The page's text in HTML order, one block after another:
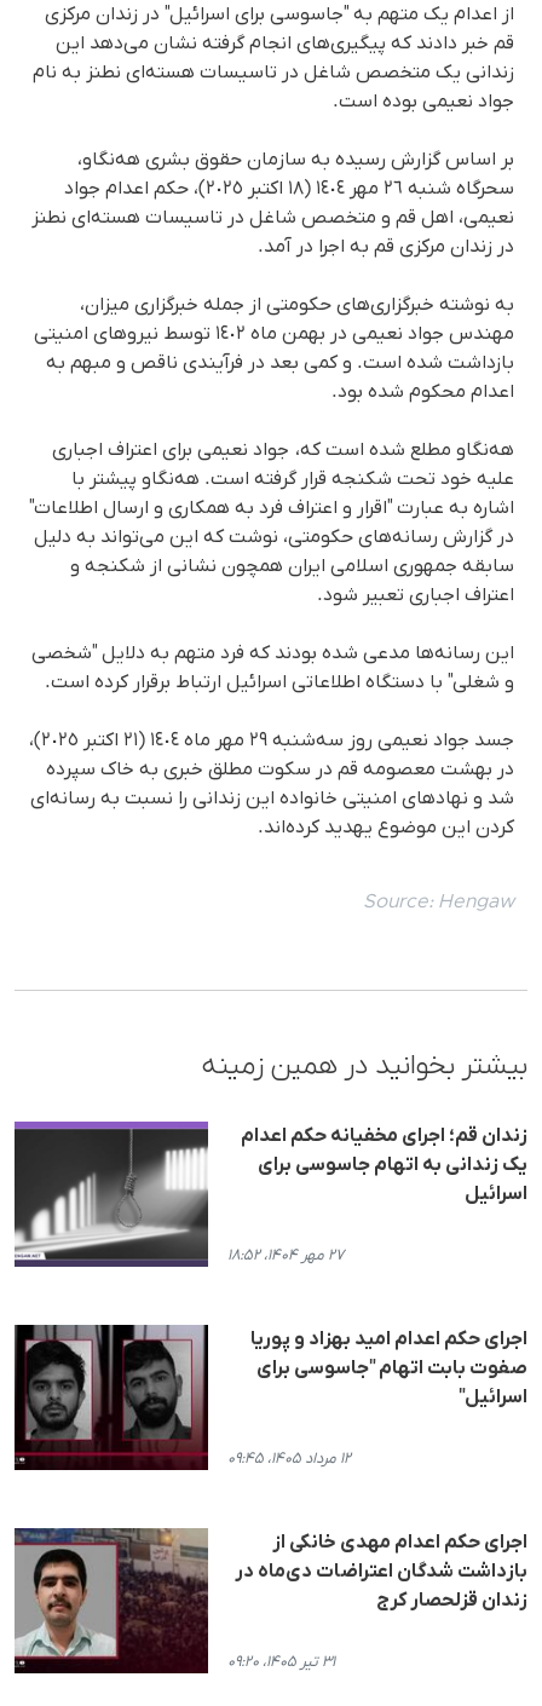
از اعدام یک متهم به "جاسوسی برای اسرائیل" در زندان مرکزی
قم خبر دادند که پیگیری‌های انجام گرفته نشان می‌دهد این
زندانی یک متخصص شاغل در تاسیسات هسته‌ای نطنز به نام
جواد نعیمی بوده است.
بر اساس گزارش رسیده به سازمان حقوق بشری هه‌نگاو،
سحرگاه شنبه ٢٦ مهر ١٤٠٤ (١٨ اکتبر ٢٠٢٥)، حکم اعدام جواد
نعیمی، اهل قم و متخصص شاغل در تاسیسات هسته‌ای نطنز
در زندان مرکزی قم به اجرا در آمد.
به نوشته خبرگزاری‌های حکومتی از جمله خبرگزاری میزان،
مهندس جواد نعیمی در بهمن ماه ١٤٠٢ توسط نیروهای امنیتی
بازداشت شده است. و کمی بعد در فرآیندی ناقص و مبهم به
اعدام محکوم شده بود.
هه‌نگاو مطلع شده است که، جواد نعیمی برای اعتراف اجباری
علیه خود تحت شکنجه قرار گرفته است. هه‌نگاو پیشتر با
اشاره به عبارت "اقرار و اعتراف فرد به همکاری و ارسال اطلاعات"
در گزارش رسانه‌های حکومتی، نوشت که این می‌تواند به دلیل
سابقه جمهوری اسلامی ایران همچون نشانی از شکنجه و
اعتراف اجباری تعبیر شود.
این رسانه‌ها مدعی شده بودند که فرد متهم به دلایل "شخصی
و شغلی" با دستگاه اطلاعاتی اسرائیل ارتباط برقرار کرده است.
جسد جواد نعیمی روز سه‌شنبه ٢٩ مهر ماه ١٤٠٤ (٢١ اکتبر ٢٠٢٥)،
در بهشت معصومه قم در سکوت مطلق خبری به خاک سپرده
شد و نهادهای امنیتی خانواده این زندانی را نسبت به رسانه‌ای
کردن این موضوع یهدید کرده‌اند.
Source: Hengaw
بیشتر بخوانید در همین زمینه
زندان قم؛ اجرای مخفیانه حکم اعدام
یک زندانی به اتهام جاسوسی برای
اسرائیل
۲۷ مهر ۱۴۰۴، ۱۸:۵۲
اجرای حکم اعدام امید بهزاد و پوریا
صفوت بابت اتهام "جاسوسی برای
اسرائیل"
۱۲ مرداد ۱۴۰۵، ۰۹:۴۵
اجرای حکم اعدام مهدی خانکی از
بازداشت شدگان اعتراضات دی‌ماه در
زندان قزلحصار کرج
۳۱ تیر ۱۴۰۵، ۰۹:۲۰